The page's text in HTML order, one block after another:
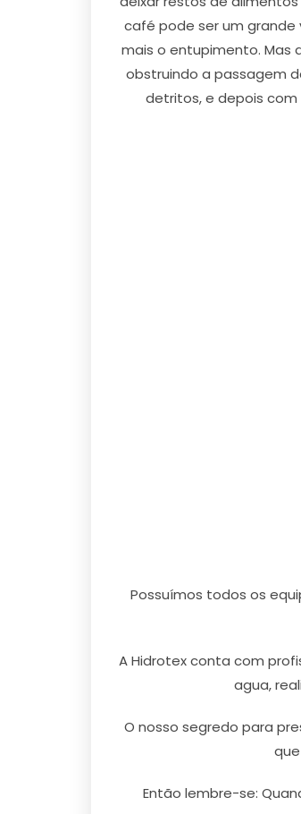
café pode ser um grande
mais o entupimento. Mas
obstruindo a passagem
detritos, e depois com
Possuímos todos os
A Hidrotex conta com
agua,
O nosso segredo para
Então lembre-se: